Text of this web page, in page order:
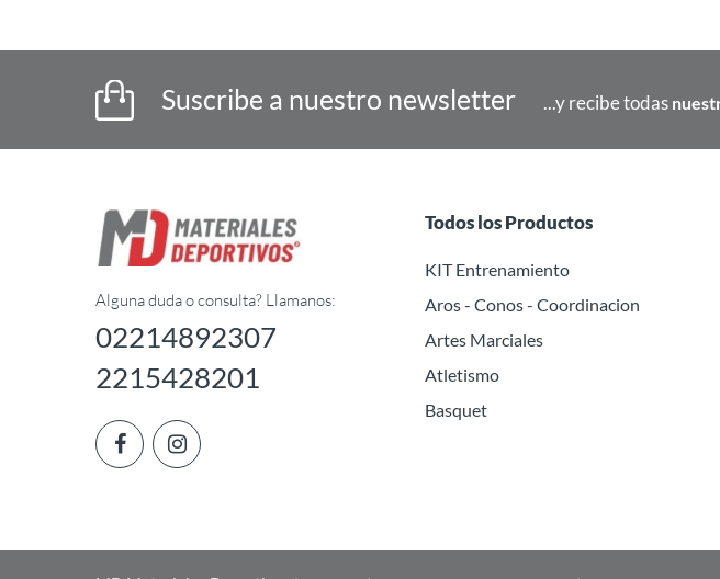
Suscribe a nuestro newsletter ...y recibe todas
Alguna duda o consulta? Llamanos:
02214892307
2215428201
Todos los Productos
KIT Entrenamiento
Aros - Conos - Coordinacion
Artes Marciales
Atletismo
Basquet